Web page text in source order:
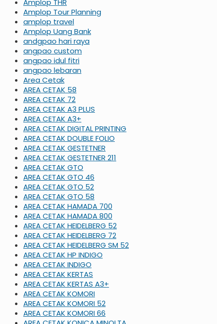
Amplop THR
Amplop Tour Planning
amplop travel
Amplop Uang Bank
andgpao hari raya
angpao custom
angpao idul fitri
angpao lebaran
Area Cetak
AREA CETAK 58
AREA CETAK 72
AREA CETAK A3 PLUS
AREA CETAK A3+
AREA CETAK DIGITAL PRINTING
AREA CETAK DOUBLE FOLIO
AREA CETAK GESTETNER
AREA CETAK GESTETNER 211
AREA CETAK GTO
AREA CETAK GTO 46
AREA CETAK GTO 52
AREA CETAK GTO 58
AREA CETAK HAMADA 700
AREA CETAK HAMADA 800
AREA CETAK HEIDELBERG 52
AREA CETAK HEIDELBERG 72
AREA CETAK HEIDELBERG SM 52
AREA CETAK HP INDIGO
AREA CETAK INDIGO
AREA CETAK KERTAS
AREA CETAK KERTAS A3+
AREA CETAK KOMORI
AREA CETAK KOMORI 52
AREA CETAK KOMORI 66